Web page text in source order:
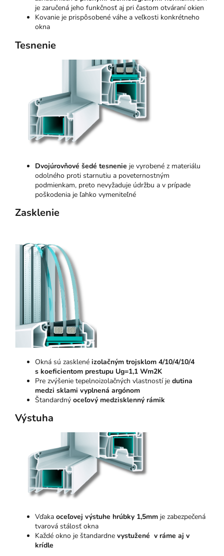
je zaručená jeho funkčnosť aj pri častom otváraní okien
Kovanie je prispôsobené váhe a veľkosti konkrétneho
okna
Tesnenie
Dvojúrovňové šedé tesnenie je vyrobené z materiálu
odolného proti starnutiu a poveternostným
podmienkam, preto nevyžaduje údržbu a v prípade
poškodenia je ľahko vymeniteľné
Zasklenie
Okná sú zasklené izolačným trojsklom 4/10/4/10/4
s koeficientom prestupu Ug=1,1 Wm2K
Pre zvýšenie tepelnoizolačných vlastností je dutina
medzi sklami vyplnená argónom
Štandardný oceľový medzisklenný rámik
Výstuha
Vďaka oceľovej výstuhe hrúbky 1,5mm je zabezpečená
tvarová stálosť okna
Každé okno je štandardne vystužené v ráme aj v
krídle